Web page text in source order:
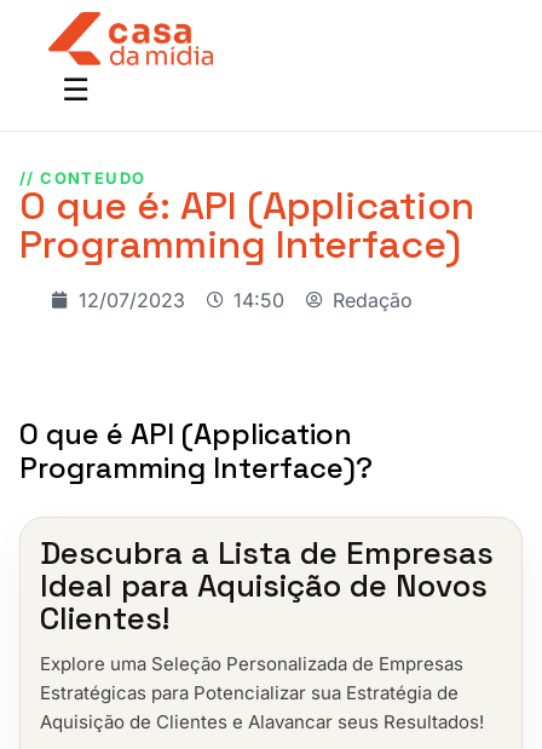
// CONTEUDO
O que é: API (Application
Programming Interface)
12/07/2023 14:50 Redação
O que é API (Application
Programming Interface)?
Descubra a Lista de Empresas
Ideal para Aquisição de Novos
Clientes!
Explore uma Seleção Personalizada de Empresas
Estratégicas para Potencializar sua Estratégia de
Aquisição de Clientes e Alavancar seus Resultados!